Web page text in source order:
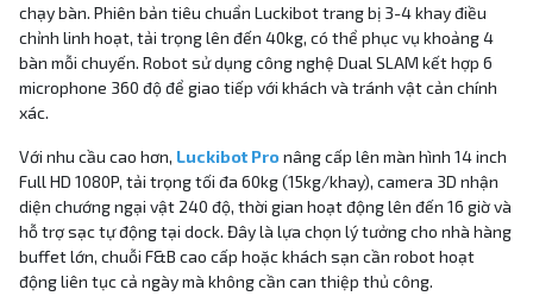
chạy bàn. Phiên bản tiêu chuẩn Luckibot trang bị 3-4 khay điều
chỉnh linh hoạt, tải trọng lên đến 40kg, có thể phục vụ khoảng 4
bàn mỗi chuyến. Robot sử dụng công nghệ Dual SLAM kết hợp 6
microphone 360 độ để giao tiếp với khách và tránh vật cản chính
xác.
Với nhu cầu cao hơn, Luckibot Pronâng cấp lên màn hình 14 inch
Full HD 1080P, tải trọng tối đa 60kg (15kg/khay), camera 3D nhận
diện chướng ngại vật 240 độ, thời gian hoạt động lên đến 16 giờ và
hỗ trợ sạc tự động tại dock. Đây là lựa chọn lý tưởng cho nhà hàng
buffet lớn, chuỗi F&B cao cấp hoặc khách sạn cần robot hoạt
động liên tục cả ngày mà không cần can thiệp thủ công.